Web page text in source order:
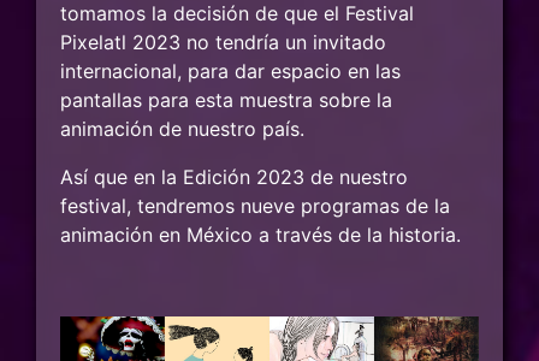
tomamos la decisión de que el Festival
Pixelatl 2023 no tendría un invitado
internacional, para dar espacio en las
pantallas para esta muestra sobre la
animación de nuestro país.
Así que en la Edición 2023 de nuestro
festival, tendremos nueve programas de la
animación en México a través de la historia.